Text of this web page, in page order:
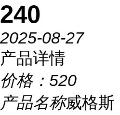
240
2025-08-27
产品详情
价格： 520
产品名称威格斯